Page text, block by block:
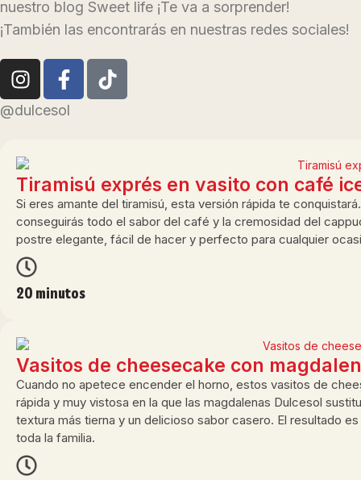
nuestro blog Sweet life ¡Te va a sorprender!
¡También las encontrarás en nuestras redes sociales!
@dulcesol
Tiramisú exprés en vasito con café
Si eres amante del tiramisú, esta versión rápida te
conseguirás todo el sabor del café y la cremosidad del
postre elegante, fácil de hacer y perfecto para cualquier
20 minutos
Vasitos de cheesecake con
Cuando no apetece encender el horno, estos vasitos de
rápida y muy vistosa en la que las magdalenas Dulcesol
textura más tierna y un delicioso sabor casero. El resultado
toda la familia.